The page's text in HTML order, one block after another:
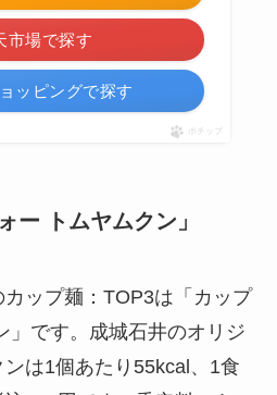
市場で探す
ッピングで探す
ポチップ
ー トムヤムクン」
ップ麺：TOP3は「カップ
」です。成城石井のオリジ
は1個あたり55kcal、1食